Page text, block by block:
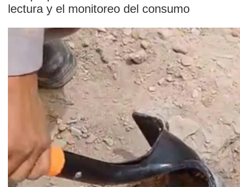
lectura y el monitoreo del consumo